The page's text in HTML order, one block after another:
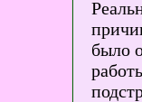
было